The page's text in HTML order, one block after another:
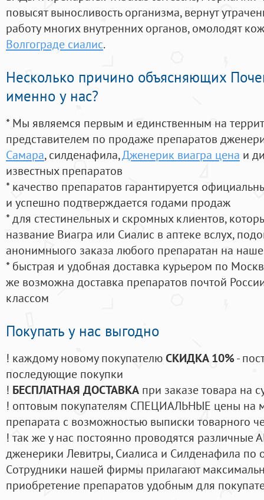
повысят выносливость организма, вернут
работу многих внутренних органов, омолодят
Волгограде сиалис.
Несколько причино объясняющих
именно у нас?
* Мы являемся первым и единственным на
представителем по продаже препаратов
Самара, силденафила,Дженерик виагра цена и
известных препаратов
* качество препаратов гарантируется
и успешно подтверждается годами продаж
* для стестинельных и скромных клиентов,
название Виагра или Сиалис в аптеке вслух,
анонимныого заказа любого препаратан на
* быстрая и удобная доставка курьером по
же возможна доставка препаратов почтой
классом
Покупать у нас выгодно
! каждому новому покупателюСКИДКА 10%-
последующие покупки
! БЕСПЛАТНАЯ ДОСТАВКА при заказе товара на
! оптовым покупателям СПЕЦИАЛЬНЫЕ цены на
препарата с возможностью выписки товарного
! так же у нас постоянно проводятся
дженерики Левитры, Сиалиса и Силденафила по
Cотрудники нашей фирмы прилагают
приобретение препаратов удобным для